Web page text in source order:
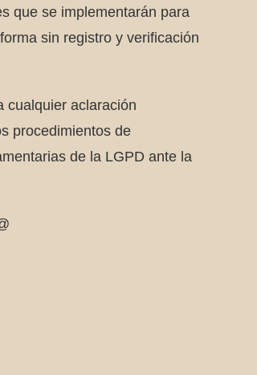
que se implementarán para
sin registro y verificación
cualquier aclaración
procedimientos de
de la LGPD ante la